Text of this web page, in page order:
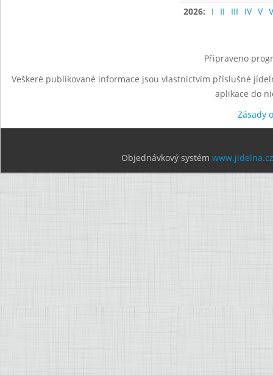
2026:
I II III IV V
Připraveno
Veškeré publikované informace jsou vlastnictvím příslušné
aplikace do
Zásady
Objednávkový systém www.jidelna.cz